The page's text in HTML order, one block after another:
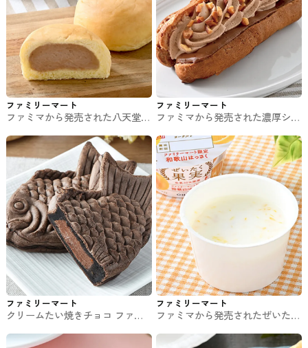
ファミリーマート
ファミマから発売された八天堂
パン チョコレート #コンビニス
イーツ
ファミリーマート
ファミマから発売された濃厚ショ
ファミリーマート
クリームたい焼きチョコ ファミ
ファミリーマート
ファミマから発売されたぜいたく
スイーツ